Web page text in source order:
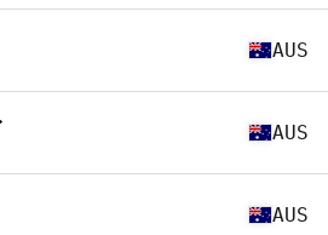
AUS
AUS
AUS